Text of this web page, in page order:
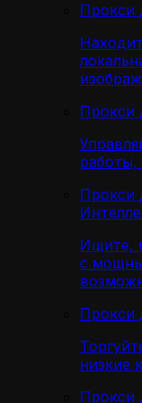
Прокси
Прокси
работы,
Прокси
Ищите,
с
Прокси
низкие
Прокси